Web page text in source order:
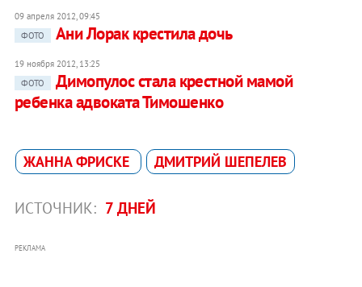
09 апреля 2012, 09:45
ФОТО
Ани Лорак крестила дочь
19 ноября 2012, 13:25
ФОТО
Димопулос стала крестной мамой
ребенка адвоката Тимошенко
ЖАННА ФРИСКЕ ДМИТРИЙ ШЕПЕЛЕВ
ИСТОЧНИК: 7 ДНЕЙ
РЕКЛАМА